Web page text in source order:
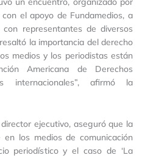
el apoyo de Fundamedios, a
representantes de diversos
la importancia del derecho
medios y los periodistas están
Americana de Derechos
internacionales”, afirmó la
ejecutivo, aseguró que la
los medios de comunicación
periodístico y el caso de ‘La